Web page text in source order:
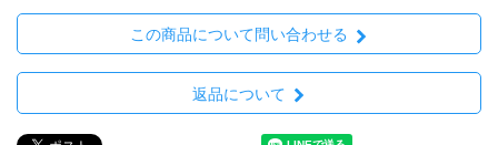
この商品について問い合わせる
返品について